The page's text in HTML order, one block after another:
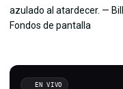
EN VIVO